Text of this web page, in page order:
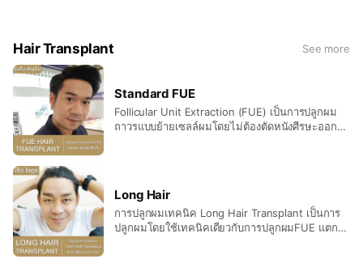
Hair Transplant See more
Standard FUE
Follicular Unit Extraction (FUE) เป็นการปลูกผม
ถาวรแบบย้ายเซลล์ผมโดยไม่ต้องตัดหนังศีรษะออกมา
เทคนิคมาตรฐานสากลที่ใช้ทั่วโลก ได้รับการยอมรับ
ว่าเป็นเทคนิคที่ให้ผลเรื่องความสวยงาม และดูเป็น
ธรรมชาติมากที่สุด ศัลยกรรมปลูกผมจึงเป็นวิธีแก้
Long Hair
การปลูกผมเทคนิค Long Hair Transplant เป็นการ
ปลูกผมโดยใช้เทคนิคเดียวกับการปลูกผมFUE แตก